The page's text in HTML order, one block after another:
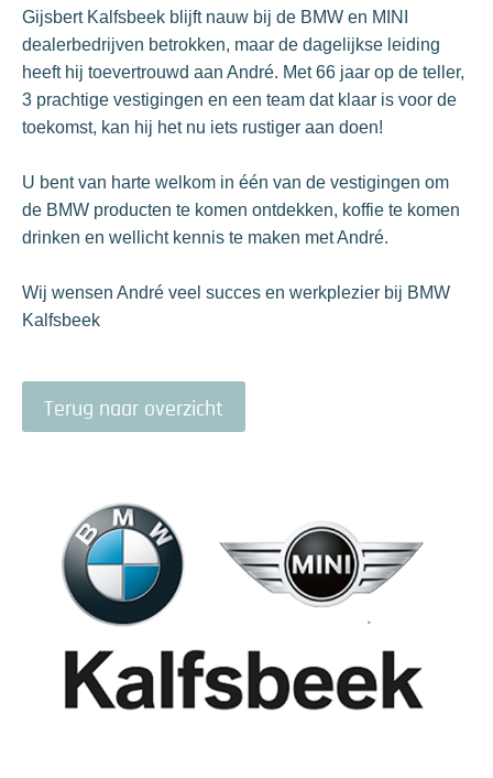
Gijsbert Kalfsbeek blijft nauw bij de BMW en MINI
dealerbedrijven betrokken, maar de dagelijkse leiding
heeft hij toevertrouwd aan André. Met 66 jaar op de teller,
3 prachtige vestigingen en een team dat klaar is voor de
toekomst, kan hij het nu iets rustiger aan doen!
U bent van harte welkom in één van de vestigingen om
de BMW producten te komen ontdekken, koffie te komen
drinken en wellicht kennis te maken met André.
Wij wensen André veel succes en werkplezier bij BMW
Kalfsbeek
Terug naar overzicht